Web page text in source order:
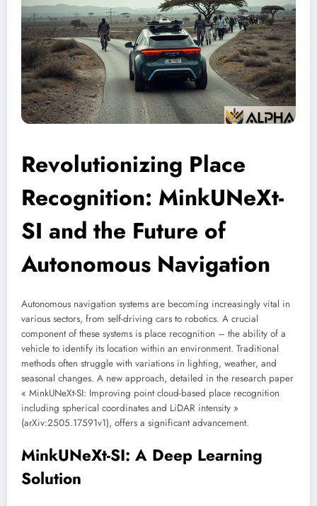
Revolutionizing Place
Recognition: MinkUNeXt-
SI and the Future of
Autonomous Navigation
Autonomous navigation systems are becoming increasingly vital in
various sectors, from self-driving cars to robotics. A crucial
component of these systems is place recognition – the ability of a
vehicle to identify its location within an environment. Traditional
methods often struggle with variations in lighting, weather, and
seasonal changes. A new approach, detailed in the research paper
« MinkUNeXt-SI: Improving point cloud-based place recognition
including spherical coordinates and LiDAR intensity »
(arXiv:2505.17591v1), offers a significant advancement.
MinkUNeXt-SI: A Deep Learning
Solution